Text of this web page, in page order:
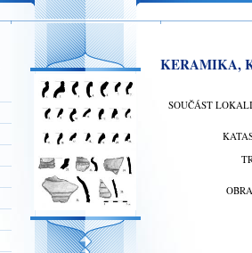
KERAMIKA,
SOUČÁST